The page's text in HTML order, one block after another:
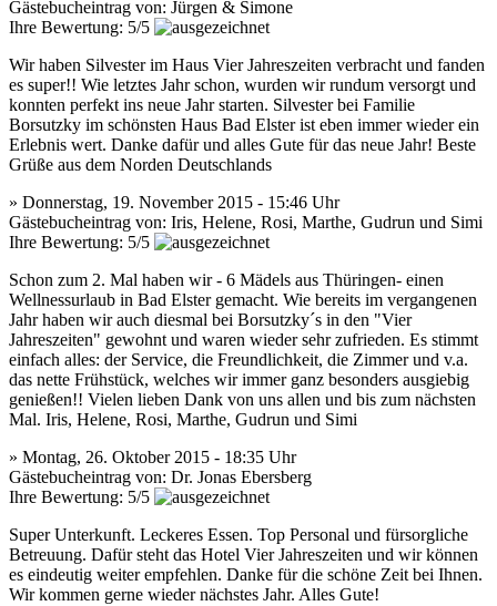
Gästebucheintrag von: Jürgen & Simone
Ihre Bewertung: 5/5
Wir haben Silvester im Haus Vier Jahreszeiten verbracht und fanden
es super!! Wie letztes Jahr schon, wurden wir rundum versorgt und
konnten perfekt ins neue Jahr starten. Silvester bei Familie
Borsutzky im schönsten Haus Bad Elster ist eben immer wieder ein
Erlebnis wert. Danke dafür und alles Gute für das neue Jahr! Beste
Grüße aus dem Norden Deutschlands
» Donnerstag, 19. November 2015 - 15:46 Uhr
Gästebucheintrag von: Iris, Helene, Rosi, Marthe, Gudrun und Simi
Ihre Bewertung: 5/5
Schon zum 2. Mal haben wir - 6 Mädels aus Thüringen- einen
Wellnessurlaub in Bad Elster gemacht. Wie bereits im vergangenen
Jahr haben wir auch diesmal bei Borsutzky´s in den "Vier
Jahreszeiten" gewohnt und waren wieder sehr zufrieden. Es stimmt
einfach alles: der Service, die Freundlichkeit, die Zimmer und v.a.
das nette Frühstück, welches wir immer ganz besonders ausgiebig
genießen!! Vielen lieben Dank von uns allen und bis zum nächsten
Mal. Iris, Helene, Rosi, Marthe, Gudrun und Simi
» Montag, 26. Oktober 2015 - 18:35 Uhr
Gästebucheintrag von: Dr. Jonas Ebersberg
Ihre Bewertung: 5/5
Super Unterkunft. Leckeres Essen. Top Personal und fürsorgliche
Betreuung. Dafür steht das Hotel Vier Jahreszeiten und wir können
es eindeutig weiter empfehlen. Danke für die schöne Zeit bei Ihnen.
Wir kommen gerne wieder nächstes Jahr. Alles Gute!